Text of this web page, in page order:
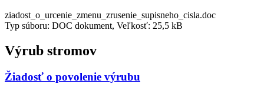
ziadost_o_urcenie_zmenu_zrusenie_supisneho_cisla.doc
Typ súboru: DOC dokument, Veľkosť: 25,5 kB
Výrub stromov
Žiadosť o povolenie výrubu